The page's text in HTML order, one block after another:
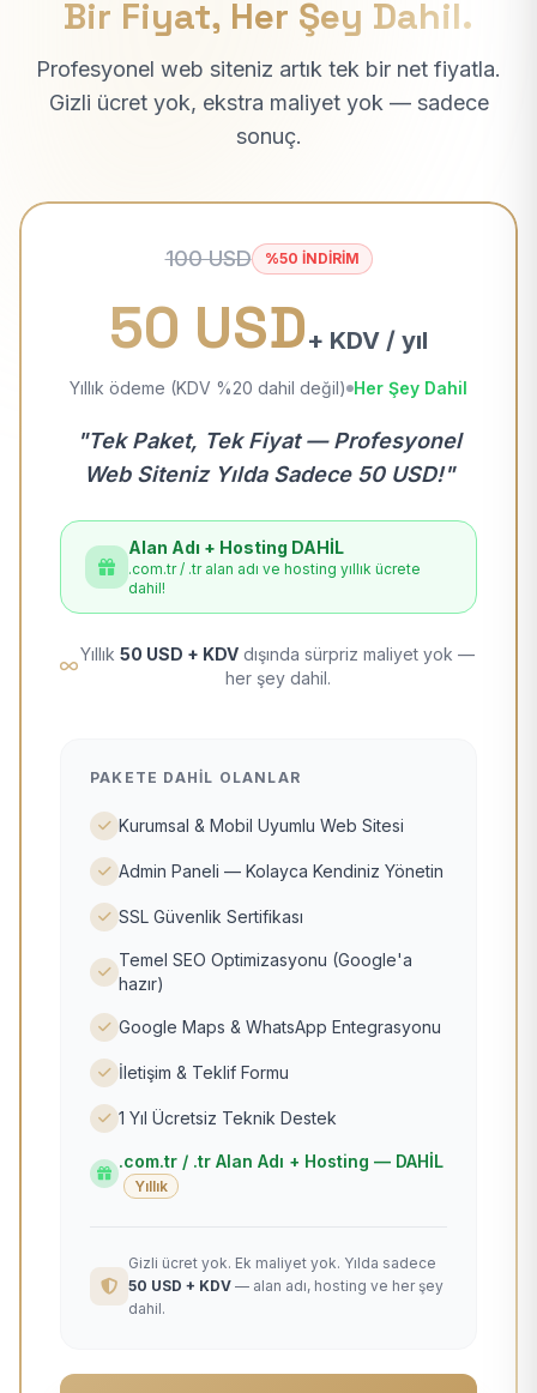
Bir Fiyat, Her Şey Dahil.
Profesyonel web siteniz artık tek bir net fiyatla.
Gizli ücret yok, ekstra maliyet yok — sadece
sonuç.
100 USD %50 İNDİRİM
50 USD+ KDV / yıl
Yıllık ödeme (KDV %20 dahil değil) Her Şey Dahil
"Tek Paket, Tek Fiyat — Profesyonel
Web Siteniz Yılda Sadece 50 USD!"
Alan Adı + Hosting DAHİL
.com.tr / .tr alan adı ve hosting yıllık ücrete
dahil!
Yıllık 50 USD + KDV dışında sürpriz maliyet yok —
her şey dahil.
PAKETE DAHIL OLANLAR
Kurumsal & Mobil Uyumlu Web Sitesi
Admin Paneli — Kolayca Kendiniz Yönetin
SSL Güvenlik Sertifikası
Temel SEO Optimizasyonu (Google'a
hazır)
Google Maps & WhatsApp Entegrasyonu
İletişim & Teklif Formu
1 Yıl Ücretsiz Teknik Destek
.com.tr / .tr Alan Adı + Hosting — DAHİL
Yıllık
Gizli ücret yok. Ek maliyet yok. Yılda sadece
50 USD + KDV — alan adı, hosting ve her şey
dahil.